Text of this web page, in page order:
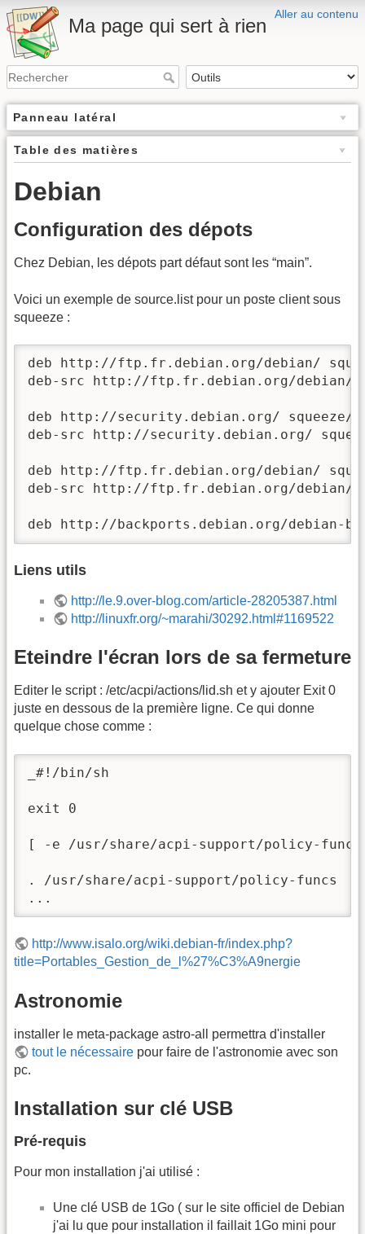
Aller au contenu
Ma page qui sert à rien
Panneau latéral
Table des matières
Debian
Configuration des dépots
Chez Debian, les dépots part défaut sont les “main”.
Voici un exemple de source.list pour un poste client sous
squeeze :
deb http://ftp.fr.debian.org/debian/
deb-src http://ftp.fr.debian.org/debian/
deb http://security.debian.org/ squeeze/
deb-src http://security.debian.org/
deb http://ftp.fr.debian.org/debian/
deb-src http://ftp.fr.debian.org/debian/
deb http://backports.debian.org/debian-
Liens utils
http://le.9.over-blog.com/article-28205387.html
http://linuxfr.org/~marahi/30292.html#1169522
Eteindre l'écran lors de sa fermeture
Editer le script : /etc/acpi/actions/lid.sh et y ajouter Exit 0
juste en dessous de la première ligne. Ce qui donne
quelque chose comme :
_#!/bin/sh
exit 0
[ -e /usr/share/acpi-support/policy-
. /usr/share/acpi-support/policy-funcs
...
http://www.isalo.org/wiki.debian-fr/index.php?
title=Portables_Gestion_de_l%27%C3%A9nergie
Astronomie
installer le meta-package astro-all permettra d'installer
tout le nécessaire pour faire de l'astronomie avec son
pc.
Installation sur clé USB
Pré-requis
Pour mon installation j'ai utilisé :
Une clé USB de 1Go ( sur le site officiel de Debian
j'ai lu que pour installation il faillait 1Go mini pour